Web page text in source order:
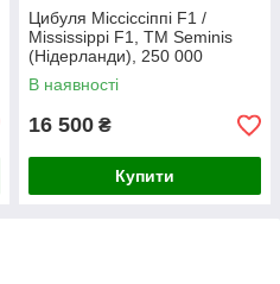
Цибуля Міссіссіппі F1 /
Mississippi F1, ТМ Seminis
(Нідерланди), 250 000
насінин
В наявності
16 500 ₴
Купити